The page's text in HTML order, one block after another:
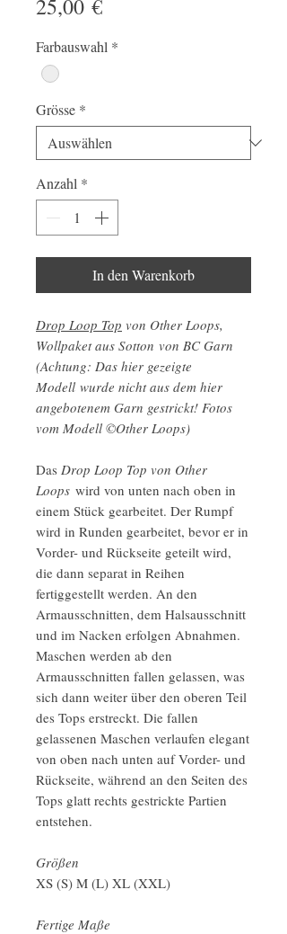
25,00 €
Farbauswahl *
Grösse *
Anzahl *
In den Warenkorb
Drop Loop Top von Other Loops,
Wollpaket aus Sotton von BC Garn
(Achtung: Das hier gezeigte
Modell wurde nicht aus dem hier
angebotenem Garn gestrickt! Fotos
vom Modell ©Other Loops)
Das Drop Loop Top von Other
Loops wird von unten nach oben in
einem Stück gearbeitet. Der Rumpf
wird in Runden gearbeitet, bevor er in
Vorder- und Rückseite geteilt wird,
die dann separat in Reihen
fertiggestellt werden. An den
Armausschnitten, dem Halsausschnitt
und im Nacken erfolgen Abnahmen.
Maschen werden ab den
Armausschnitten fallen gelassen, was
sich dann weiter über den oberen Teil
des Tops erstreckt. Die fallen
gelassenen Maschen verlaufen elegant
von oben nach unten auf Vorder- und
Rückseite, während an den Seiten des
Tops glatt rechts gestrickte Partien
entstehen.
Größen
XS (S) M (L) XL (XXL)
Fertige Maße